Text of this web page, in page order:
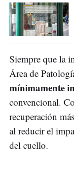
Siempre que la
Área de
mínimamente
convencional.
recuperación
al reducir el
del cuello.